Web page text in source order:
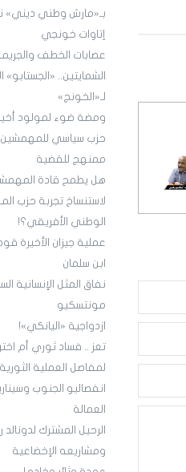
بـ«مارش وطني ديني»
إتاوات خونجي
عصابات الخطف
الشمايتين.. «الجستابو»
لـ«الخونج»
ومضة ضوء لمولود أخير
حزب سياسي
ممنهج للقضية
هل يطمح قادة
لاستنساخ تجربة حزب
الوطني الأفريقي؟!
عملية جيزان الأخيرة
ابن سلمان
نفاق المثل الإنسانية
مونتسكيو
ازدواجية «اليانكي»!
تعز .. فساد ثوري أم
لمفاصل العملية
انفصاليو الجنوب
العمالة
الرحيل المشترك لدونالد
ومشاريعه الإخضاعية